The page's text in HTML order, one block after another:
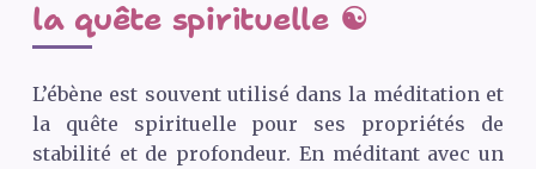
la quête spirituelle ☯️
L’ébène est souvent utilisé dans la méditation et
la quête spirituelle pour ses propriétés de
stabilité et de profondeur. En méditant avec un